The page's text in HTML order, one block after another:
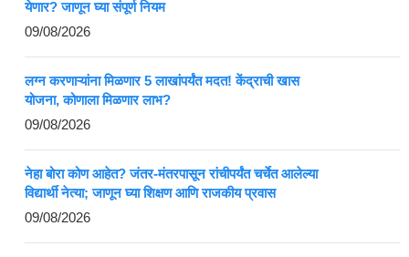
येणार? जाणून घ्या संपूर्ण नियम
09/08/2026
लग्न करणाऱ्यांना मिळणार 5 लाखांपर्यंत मदत! केंद्राची खास
योजना, कोणाला मिळणार लाभ?
09/08/2026
नेहा बोरा कोण आहेत? जंतर-मंतरपासून रांचीपर्यंत चर्चेत आलेल्या
विद्यार्थी नेत्या; जाणून घ्या शिक्षण आणि राजकीय प्रवास
09/08/2026